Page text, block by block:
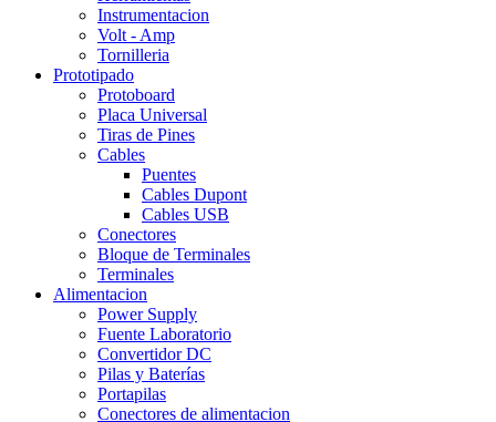
Instrumentacion
Volt - Amp
Tornilleria
Prototipado
Protoboard
Placa Universal
Tiras de Pines
Cables
Puentes
Cables Dupont
Cables USB
Conectores
Bloque de Terminales
Terminales
Alimentacion
Power Supply
Fuente Laboratorio
Convertidor DC
Pilas y Baterías
Portapilas
Conectores de alimentacion